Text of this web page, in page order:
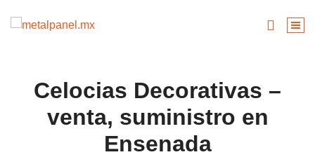
Celocias Decorativas –
venta, suministro en
Ensenada